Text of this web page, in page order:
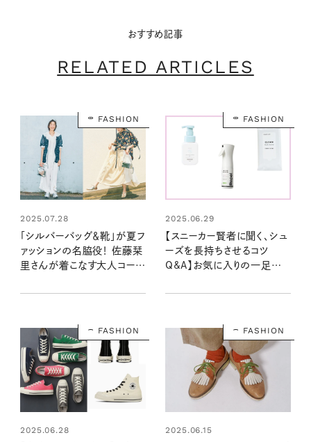
おすすめ記事
RELATED ARTICLES
FASHION
2025.07.28
「シルバーバッグ＆靴」が夏フ
ァッションの名脇役！ 佐藤栞
里さんが着こなす大人コーデ
FASHION
2025.06.29
【スニーカー賢者に聞く、シュ
ーズを長持ちさせるコツ
Q&A】お気に入りの一足を
きたいこと
FASHION
2025.06.28
FASHION
2025.06.15